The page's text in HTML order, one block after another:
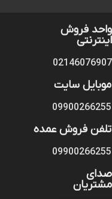
واحد فروش
اینترنتی
02146076907
موبایل سایت
09900266255
تلفن فروش عمده
09900266255
صدای
مشتریان